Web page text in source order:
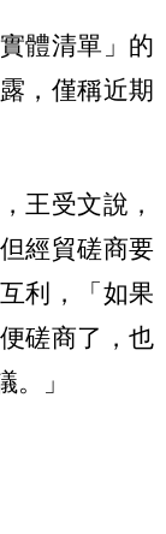
體清單」的
，僅稱近期
王受文說，
經貿磋商要
利，「如果
磋商了，也
。」